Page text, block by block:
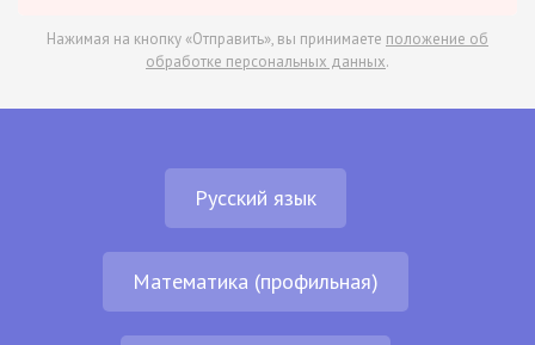
Нажимая на кнопку «Отправить», вы принимаете положение об
обработке персональных данных.
Русский язык
Математика (профильная)